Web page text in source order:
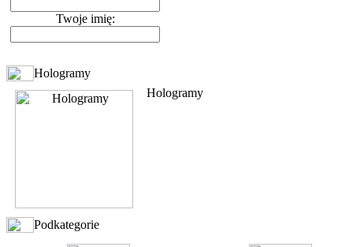
Twoje imię:
Hologramy
Hologramy
Podkategorie